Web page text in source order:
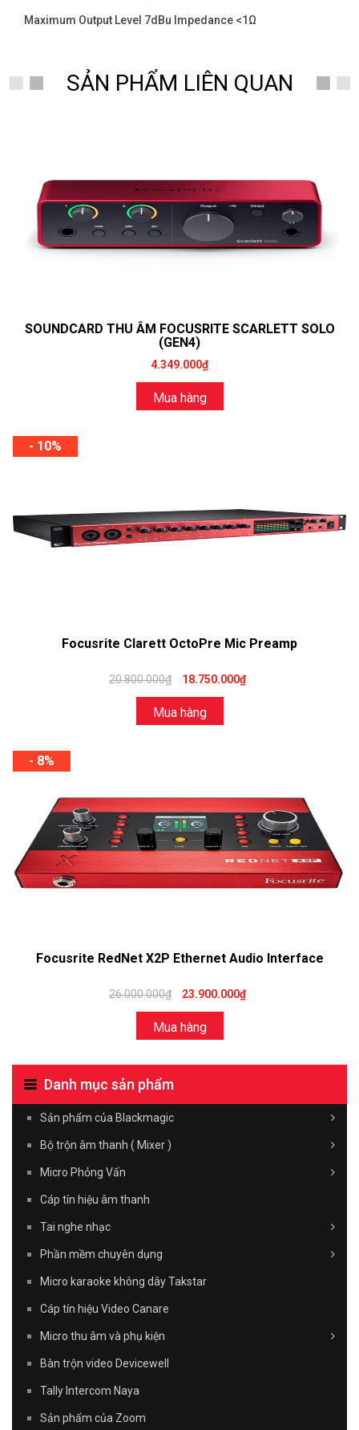
Maximum Output Level 7dBu Impedance <1Ω
SẢN PHẨM LIÊN QUAN
SOUNDCARD THU ÂM FOCUSRITE SCARLETT SOLO
(GEN4)
4.349.000₫
Mua hàng
- 10%
Focusrite Clarett OctoPre Mic Preamp
20.800.000₫ 18.750.000₫
Mua hàng
- 8%
Focusrite RedNet X2P Ethernet Audio Interface
26.000.000₫ 23.900.000₫
Mua hàng
Danh mục sản phẩm
Sản phẩm của Blackmagic
Bộ trộn âm thanh ( Mixer )
Micro Phỏng Vấn
Cáp tín hiệu âm thanh
Tai nghe nhạc
Phần mềm chuyên dụng
Micro karaoke không dây Takstar
Cáp tín hiệu Video Canare
Micro thu âm và phụ kiện
Bàn trộn video Devicewell
Tally Intercom Naya
Sản phẩm của Zoom